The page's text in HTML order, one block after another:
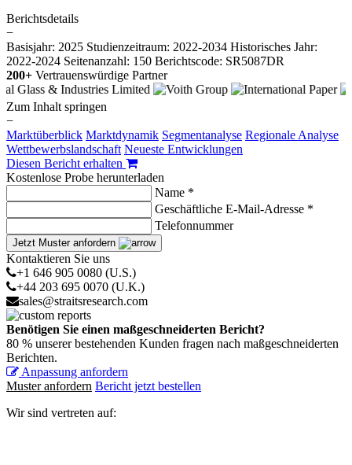
Berichtsdetails
−
Basisjahr: 2025 Studienzeitraum: 2022-2034 Historisches Jahr:
2022-2024 Seitenanzahl: 150 Berichtscode: SR5087DR
200+ Vertrauenswürdige Partner
Zum Inhalt springen
−
Marktüberblick Marktdynamik Segmentanalyse Regionale Analyse
Wettbewerbslandschaft Neueste Entwicklungen
Diesen Bericht erhalten
Kostenlose Probe herunterladen
Name *
Geschäftliche E-Mail-Adresse *
Telefonnummer
Jetzt Muster anfordern
Kontaktieren Sie uns
+1 646 905 0080 (U.S.)
+44 203 695 0070 (U.K.)
sales@straitsresearch.com
Benötigen Sie einen maßgeschneiderten Bericht?
80 % unserer bestehenden Kunden fragen nach maßgeschneiderten
Berichten.
Anpassung anfordern
Muster anfordern Bericht jetzt bestellen
Wir sind vertreten auf: